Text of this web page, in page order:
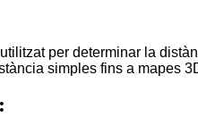
per determinar la
simples fins a mapes